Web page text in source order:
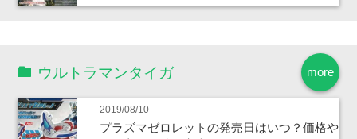
more
ウルトラマンタイガ
2019/08/10
プラズマゼロレットの発売日はいつ？価格や